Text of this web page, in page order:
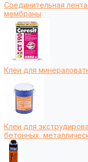
Соединительная
мембраны
Клеи для
Клеи для
бетонных,